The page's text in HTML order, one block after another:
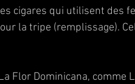
cigares qui utilisent des
la tripe (remplissage).
Flor Dominicana, comme